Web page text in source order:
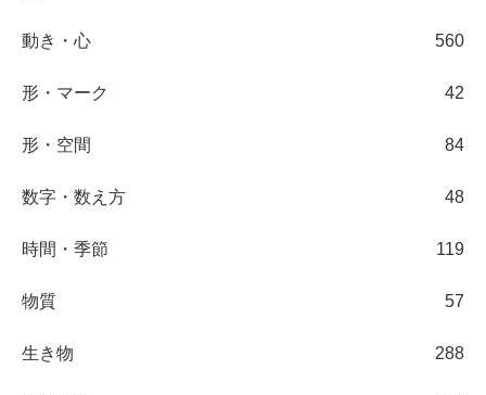
動き・心 560
形・マーク 42
形・空間 84
数字・数え方 48
時間・季節 119
物質 57
生き物 288